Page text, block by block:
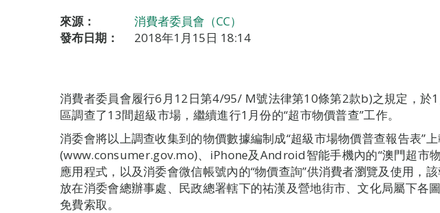
來源：
消費者委員會（CC）
發布日期：
2018年1月15日 18:14
消費者委員會履行6月12日第4/95/ M號法律第10條第2款b)之規定，於
區調查了13間超級市場，繼續進行1月份的“超市物價普查”工作。
消委會將以上調查收集到的物價數據編制成“超級市場物價普查報告表”
(www.consumer.gov.mo)、iPhone及Android智能手機內的“澳門超市
應用程式，以及消委會微信帳號內的“物價查詢”供消費者瀏覽及使用，
放在消委會總辦事處、民政總署轄下的祐漢及營地街市、文化局屬下各
免費索取。